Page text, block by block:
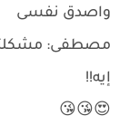
واصدق نفسى
مصطفى:
إيه!!
😍😘😘